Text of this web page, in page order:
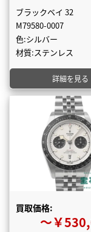
ブラックベイ 32
M79580-0007
色:シルバー
材質:ステンレス
詳細を見る
買取価格:
〜￥